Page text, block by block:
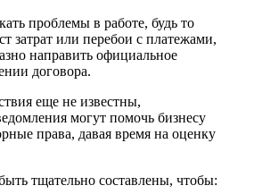
проблемы в работе, будь то
затрат или перебои с платежами,
направить официальное
договора.
еще не известны,
могут помочь бизнесу
права, давая время на оценку
тщательно составлены, чтобы: